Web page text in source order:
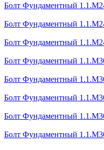
Болт Фундаментный
Болт Фундаментный
Болт Фундаментный
Болт Фундаментный
Болт Фундаментный
Болт Фундаментный
Болт Фундаментный
Болт Фундаментный